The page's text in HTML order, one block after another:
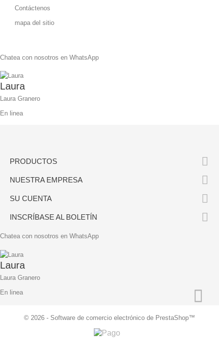
Contáctenos
mapa del sitio
Chatea con nosotros en WhatsApp
Laura
Laura Granero
En linea
PRODUCTOS 
NUESTRA EMPRESA 
SU CUENTA 
INSCRÍBASE AL BOLETÍN 
Chatea con nosotros en WhatsApp
Laura
Laura Granero
En linea
© 2026 - Software de comercio electrónico de PrestaShop™